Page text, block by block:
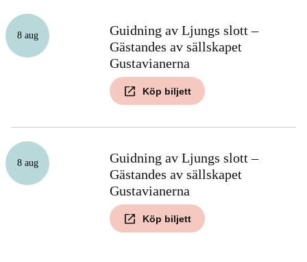
8 aug
Guidning av Ljungs slott –
Gästandes av sällskapet
Gustavianerna
Köp biljett
8 aug
Guidning av Ljungs slott –
Gästandes av sällskapet
Gustavianerna
Köp biljett